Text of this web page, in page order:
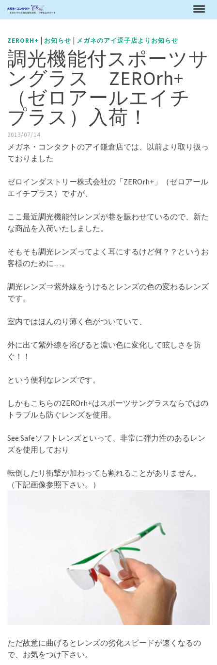
ZERORH+ | お知らせ | メガネのアイ逗子店よりお知らせ
調光機能付スポーツサ
ングラス ZEROrh+
（ゼロアールエイチ
プラス）入荷！
2013/07/14
メガネ・コンタクトのアイ鎌倉店では、以前より取り扱っ
ておりました
ゼロインダストリー株式会社の「ZEROrh+」（ゼロアール
エイチプラス）ですが、
ここ最近調光機能付レンズが巷を賑わせているので、新た
な商品を入荷いたしました。
そもそも調光レンズってよく耳にするけど何？？というお
客様のために…。
調光レンズ⇒紫外線をうけるとレンズの色の変わるレンズ
です。
室内ではほんのり薄く色がついていて、
外に出て紫外線を浴びると濃い色に変化して眩しさを防
ぐ！！
という便利なレンズです。
しかもこちらのZEROrh+はスポーツサングラスならではの
トラブルも防ぐレンズを使用。
See Safeソフトレンズといって、非常に弾力性のあるレン
ズを使用しており
転倒したり衝撃が加わっても割れることがありません。
（下記画像参照下さい。）
ただ故意に曲げるとレンズの劣化スピードが速くなるの
で、お気をつけ下さい。